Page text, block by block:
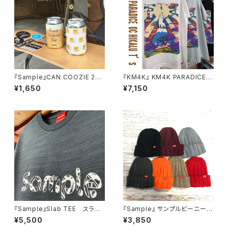
『Sample』CAN COOZIE 2個
セット【ビアジョッキーズ】＋【dr
unk exclusibe use】 カンク
¥1,650
『KM4K』 KM4K PARADICE O
¥7,150
『Sample』Slab TEE スラブ
Tシャツ
¥5,500
『Sample』 サンプルビーニー
（7colors）
¥3,850